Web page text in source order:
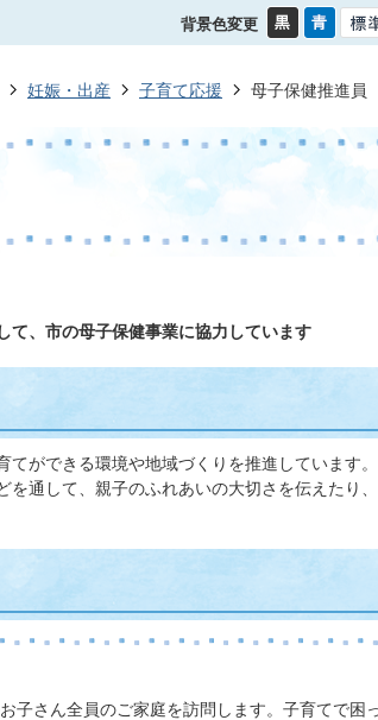
背景色変更
妊娠・出産 子育て応援 母子保健推進員
て、市の母子保健事業に協力しています
てができる環境や地域づくりを推進しています
を通して、親子のふれあいの大切さを伝えたり
子さん全員のご家庭を訪問します。子育てで困